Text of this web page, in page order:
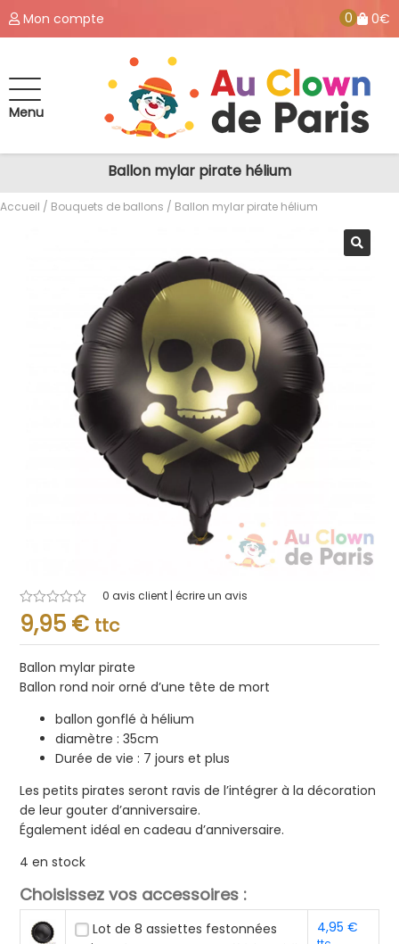
Mon compte 0 0€
Menu
Ballon mylar pirate hélium
Accueil / Bouquets de ballons / Ballon mylar pirate hélium
Note
0.001
sur
0 avis client | écrire un avis
9,95 € ttc
Ballon mylar pirate
Ballon rond noir orné d’une tête de mort
ballon gonflé à hélium
diamètre : 35cm
Durée de vie : 7 jours et plus
Les petits pirates seront ravis de l’intégrer à la décoration
de leur gouter d’anniversaire.
Également idéal en cadeau d’anniversaire.
4 en stock
Choisissez vos accessoires :
Lot de 8 assiettes festonnées
4,95€